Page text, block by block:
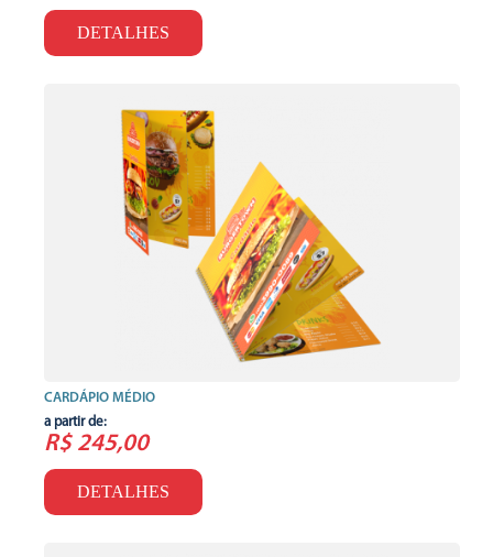
DETALHES
CARDÁPIO MÉDIO
a partir de:
R$ 245,00
DETALHES